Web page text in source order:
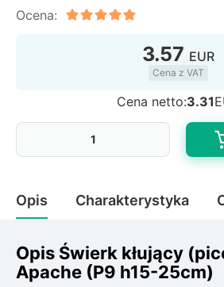
Rudbeckia
Hakonechoa (trawa
Różanecznik
Pnącza
Glicynia (wisteria)
Wiciokrzew
Bluszcz
Ocena:
3.57 EUR
Cena z VAT
Cena netto:3.31
Opis Charakterystyka
Opis Świerk kłujący
Apache (P9 h15-25cm)